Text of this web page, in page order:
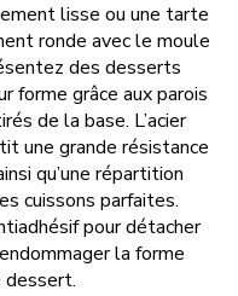
lisse ou une tarte
ronde avec le moule
des desserts
forme grâce aux parois
de la base. L’acier
une grande résistance
qu’une répartition
cuissons parfaites.
pour détacher
la forme